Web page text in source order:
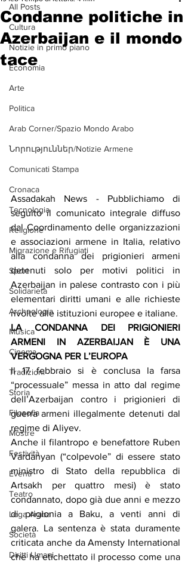
All Posts
Cultura
Notizie in primo piano
Economia
Arte
Politica
Arab Corner/Spazio Mondo Arabo
Նորություններ/Notizie Armene
Comunicati Stampa
Cronaca
Tecnologia
Religione
Migrazione e Rifugiati
Sport
Solidarietà
Archeologia
Musica
Cinema
Tradizioni
Storia
Filosofia
Mostre
Festività
Eventi
Teatro
Lega Araba
Società
Diritti Umani
Condanne politiche in
Azerbaijan e il mondo
tace
Assadakah News - Pubblichiamo di
seguito il comunicato integrale diffuso
dal Coordinamento delle organizzazioni
e associazioni armene in Italia, relativo
alla condanna dei prigionieri armeni
detenuti solo per motivi politici in
Azerbaijan in palese contrasto con i più
elementari diritti umani e alle richieste
rivolte alle istituzioni europee e italiane.
LA CONDANNA DEI PRIGIONIERI
ARMENI IN AZERBAIJAN È UNA
VERGOGNA PER L’EUROPA
Il 17 febbraio si è conclusa la farsa
“processuale” messa in atto dal regime
dell’Azerbaijan contro i prigionieri di
guerra armeni illegalmente detenuti dal
regime di Aliyev.
Anche il filantropo e benefattore Ruben
Vardanyan (“colpevole” di essere stato
ministro di Stato della repubblica di
Artsakh per quattro mesi) è stato
condannato, dopo già due anni e mezzo
di prigionia a Baku, a venti anni di
galera. La sentenza è stata duramente
criticata anche da Amensty International
che ha etichettato il processo come una